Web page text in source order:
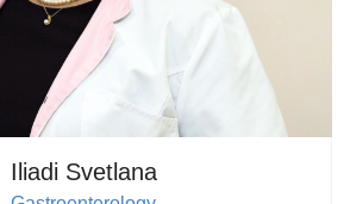
Iliadi Svetlana